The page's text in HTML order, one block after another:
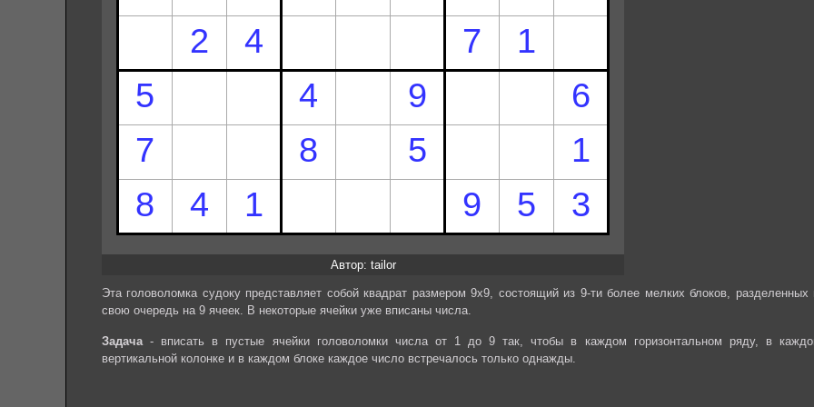
Автор: tailor
Эта головоломка судоку представляет собой квадрат размером 9х9, состоящий из 9-ти более мелких блоков, разделенных
свою очередь на 9 ячеек. В некоторые ячейки уже вписаны числа.
Задача- вписать в пустые ячейки головоломки числа от 1 до 9 так, чтобы в каждом горизонтальном ряду, в
вертикальной колонке и в каждом блоке каждое число встречалось только однажды.